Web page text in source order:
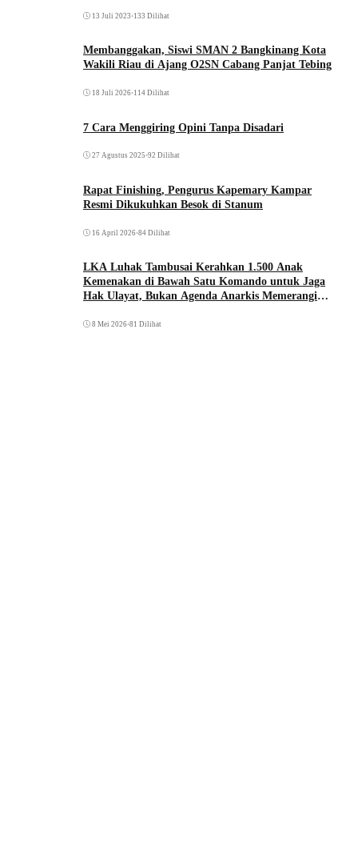
13 Juli 2023 •133 Dilihat
Membanggakan, Siswi SMAN 2 Bangkinang Kota
Wakili Riau di Ajang O2SN Cabang Panjat Tebing
18 Juli 2026•114 Dilihat
7 Cara Menggiring Opini Tanpa Disadari
27 Agustus 2025 •92 Dilihat
Rapat Finishing, Pengurus Kapemary Kampar
Resmi Dikukuhkan Besok di Stanum
16 April 2026•84 Dilihat
LKA Luhak Tambusai Kerahkan 1.500 Anak
Kemenakan di Bawah Satu Komando untuk Jaga
Hak Ulayat, Bukan Agenda Anarkis Memerangi
8 Mei 2026•81 Dilihat